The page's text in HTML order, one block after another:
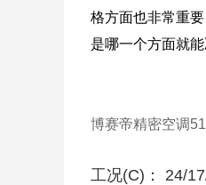
格方面也非常重
是哪一个方面就
博赛帝精密空调
工况(C) ：
24/